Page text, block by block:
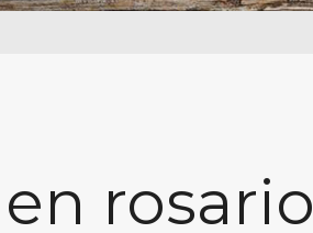
rosario